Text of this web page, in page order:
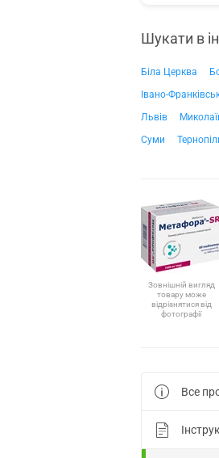
Шукати в
Біла Церква
Івано-
Львів
Суми
Зовнішній вигляд
товару може
відрізнятися від
фотографії
Все